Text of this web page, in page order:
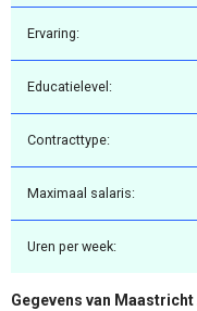
Ervaring:
Educatielevel:
Contracttype:
Maximaal salaris:
Uren per week:
Gegevens van